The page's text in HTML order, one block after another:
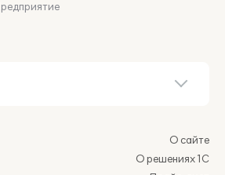
О сайте
О решениях 1С